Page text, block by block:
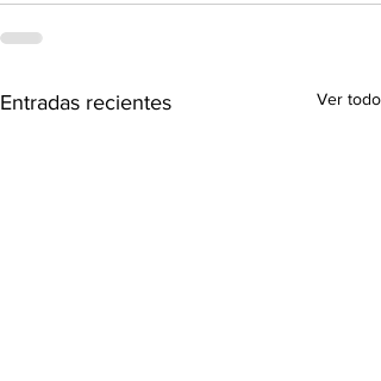
Entradas recientes Ver todo